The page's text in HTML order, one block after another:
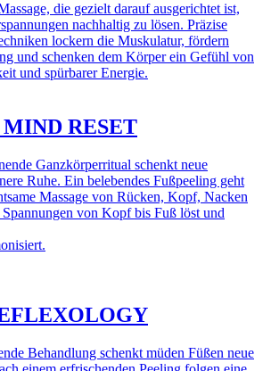
die gezielt darauf ausgerichtet ist,
nachhaltig zu lösen. Präzise
lockern die Muskulatur, fördern
und schenken dem Körper ein Gefühl von
und spürbarer Energie.
RESET
Ganzkörperritual schenkt neue
Ruhe. Ein belebendes Fußpeeling geht
Massage von Rücken, Kopf, Nacken
von Kopf bis Fuß löst und
Behandlung schenkt müden Füßen neue